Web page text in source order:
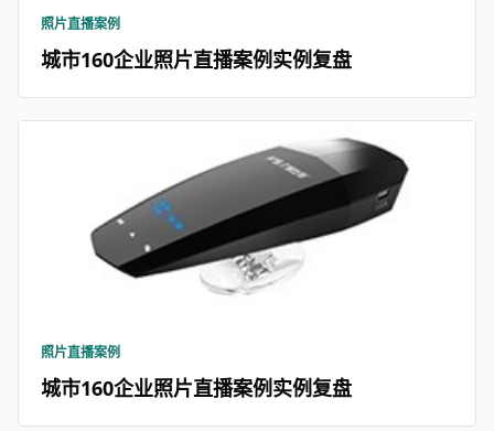
照片直播案例
城市160企业照片直播案例实例复盘
照片直播案例
城市160企业照片直播案例实例复盘